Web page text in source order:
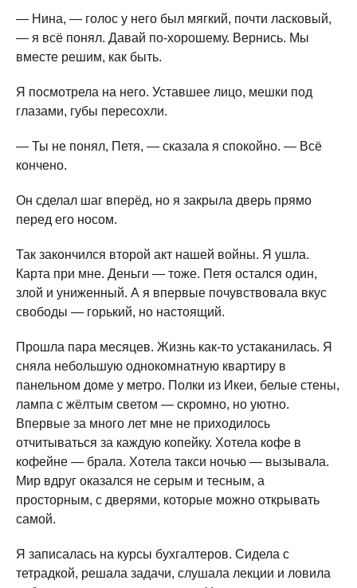
— Нина, — голос у него был мягкий, почти ласковый,
— я всё понял. Давай по-хорошему. Вернись. Мы
вместе решим, как быть.
Я посмотрела на него. Уставшее лицо, мешки под
глазами, губы пересохли.
— Ты не понял, Петя, — сказала я спокойно. — Всё
кончено.
Он сделал шаг вперёд, но я закрыла дверь прямо
перед его носом.
Так закончился второй акт нашей войны. Я ушла.
Карта при мне. Деньги — тоже. Петя остался один,
злой и униженный. А я впервые почувствовала вкус
свободы — горький, но настоящий.
Прошла пара месяцев. Жизнь как-то устаканилась. Я
сняла небольшую однокомнатную квартиру в
панельном доме у метро. Полки из Икеи, белые стены,
лампа с жёлтым светом — скромно, но уютно.
Впервые за много лет мне не приходилось
отчитываться за каждую копейку. Хотела кофе в
кофейне — брала. Хотела такси ночью — вызывала.
Мир вдруг оказался не серым и тесным, а
просторным, с дверями, которые можно открывать
самой.
Я записалась на курсы бухгалтеров. Сидела с
тетрадкой, решала задачи, слушала лекции и ловила